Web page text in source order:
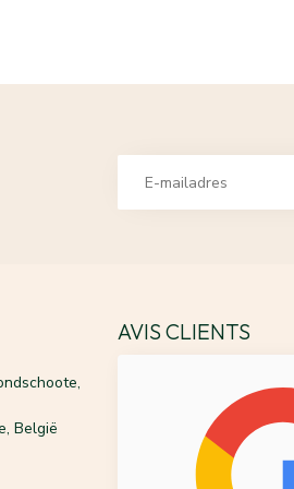
België
AVIS CLIENTS